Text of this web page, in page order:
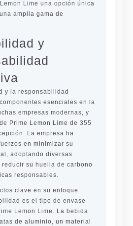
Lime una opción única
amplia gama de
y
y la responsabilidad
esenciales en la
empresas modernas, y
Prime Lemon Lime de 355
La empresa ha
en minimizar su
adoptando diversas
su huella de carbono
responsables.
clave en su enfoque
es el tipo de envase
Lemon Lime. La bebida
de aluminio, un material